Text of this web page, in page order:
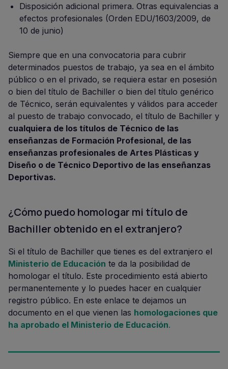
Disposición adicional primera. Otras equivalencias a
efectos profesionales (Orden EDU/1603/2009, de
10 de junio)
Siempre que en una convocatoria para cubrir
determinados puestos de trabajo, ya sea en el ámbito
público o en el privado, se requiera estar en posesión
o bien del título de Bachiller o bien del título genérico
de Técnico, serán equivalentes y válidos para acceder
al puesto de trabajo convocado, el título de Bachiller y
cualquiera de los títulos de Técnico de las
enseñanzas de Formación Profesional, de las
enseñanzas profesionales de Artes Plásticas y
Diseño o de Técnico Deportivo de las enseñanzas
Deportivas.
¿Cómo puedo homologar mi título de
Bachiller obtenido en el extranjero?
Si el título de Bachiller que tienes es del extranjero el
Ministerio de Educación te da la posibilidad de
homologar el título. Este procedimiento está abierto
permanentemente y lo puedes hacer en cualquier
registro público. En este enlace te dejamos un
documento en el que vienen las homologaciones que
ha aprobado el Ministerio de Educación.